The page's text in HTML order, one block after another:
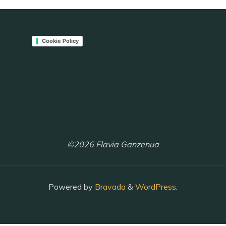
Cookie Policy
©2026 Flavia Ganzenua
Powered by Bravada & WordPress